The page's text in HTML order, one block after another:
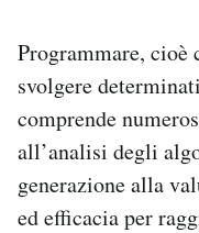
Programmare, cioè
svolgere
comprende
all’analisi degli
generazione alla
ed efficacia per